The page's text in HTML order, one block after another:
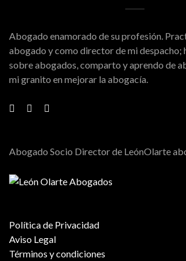
Abogado enamorado de su profesión.
abogado y como director de mi despacho;
sobre abogados, comparto y aprendo de
mi granito en mejorar la abogacía.
Abogado Socio Director de LeónOlarte
Política de Privacidad
Aviso Legal
Términos y condiciones